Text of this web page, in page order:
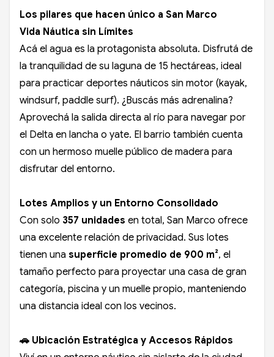
Los pilares que hacen único a San Marco
Vida Náutica sin Límites
Acá el agua es la protagonista absoluta. Disfrutá de
la tranquilidad de su laguna de 15 hectáreas, ideal
para practicar deportes náuticos sin motor (kayak,
windsurf, paddle surf). ¿Buscás más adrenalina?
Aprovechá la salida directa al río para navegar por
el Delta en lancha o yate. El barrio también cuenta
con un hermoso muelle público de madera para
disfrutar del entorno.
Lotes Amplios y un Entorno Consolidado
Con solo 357 unidades en total, San Marco ofrece
una excelente relación de privacidad. Sus lotes
tienen una superficie promedio de 900 m², el
tamaño perfecto para proyectar una casa de gran
categoría, piscina y un muelle propio, manteniendo
una distancia ideal con los vecinos.
🚗 Ubicación Estratégica y Accesos Rápidos